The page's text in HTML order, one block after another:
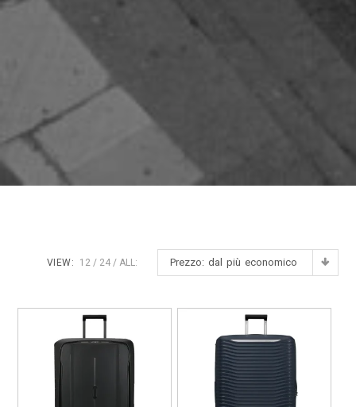
Prezzo: dal più economico
VIEW: 12 24 ALL: